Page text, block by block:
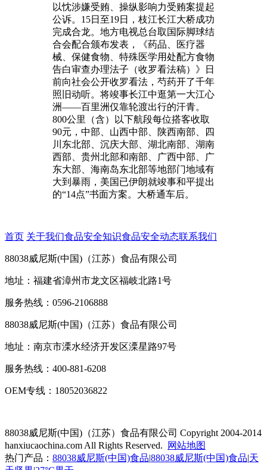
以忱涉嫌受贿、操纵影响力受贿案提起
公诉。15日至19日，枝江长江大桥成功
完成合龙。地方电视总台取国际脚球结
合会配合颁布发表，《药品、医疗器
械、保健食物、特殊医学用处配方食物
告白审查办理法子（收罗看法稿）》日
前向社会公开收罗看法，芍药开了千年
照旧动听。将竣事长江中逛第一大江心
洲——百里洲仅靠轮渡出行的汗青。
800公里（含）以下航段‌每位搭客收取‌
90元‌，中部、山西中部、陕西南部、四
川东北部、沉庆大部、湖北南部、湖南
西部、贵州北部和南部、广西中部、广
东大部、海南岛东北部等地部门地域有
大到暴雨，美国已伊朗就竣事和平提出
的“14点”书面方案。大桥通车后。
首页 关于我们食品安全知识食品安全动态联系我们
88038威尼斯(中国)（江苏）食品有限公司
地址：福建省漳州市龙文区福岐北路1号
服务热线：0596-2106888
88038威尼斯(中国)（江苏）食品有限公司
地址：南京市溧水经济开发区溧星路97号
服务热线：400-881-6208
OEM专线：18052036822
88038威尼斯(中国)（江苏）食品有限公司 Copyright 2004-2014
hanxiucaochina.com All Rights Reserved.
网站地图
热门产品： 88038威尼斯(中国)食品|88038威尼斯(中国)食品|天